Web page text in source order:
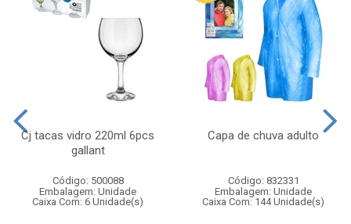
Cj tacas vidro 220ml 6pcs
gallant
Código: 500088
Embalagem: Unidade
Caixa Com: 6 Unidade(s)
Capa de chuva adulto
Código: 832331
Embalagem: Unidade
Caixa Com: 144 Unidade(s)